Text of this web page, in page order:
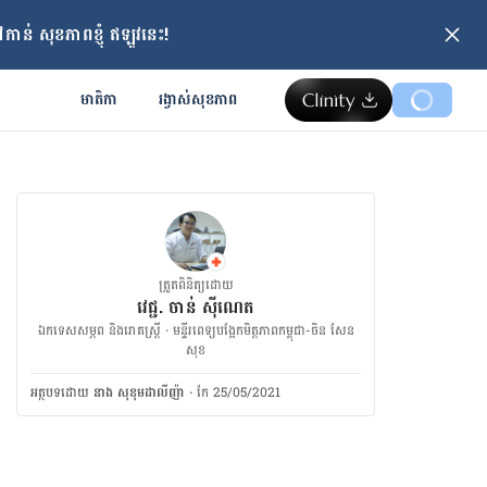
ន់ សុខភាពខ្ញុំ ឥឡូវនេះ!
មាតិកា រង្វាស់​សុខភាព
ត្រួតពិនិត្យដោយ
វេជ្ជ. ចាន់ ស៊ីណេត
ឯកទេសសម្ភព និងរោគស្ត្រី · ម​ន្ទីរពេទ្យបង្អែកមិត្តភាពកម្ពុជា-ចិន សែន
សុខ
អត្ថបទ​ដោយ នាង សុខុមដាលីញ៉ា ·កែ 25/05/2021